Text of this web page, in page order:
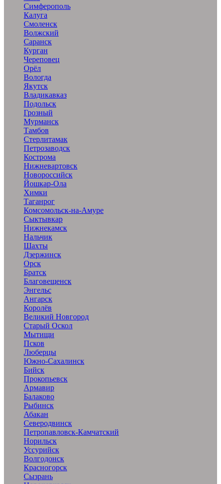
Симферополь
Калуга
Смоленск
Волжский
Саранск
Курган
Череповец
Орёл
Вологда
Якутск
Владикавказ
Подольск
Грозный
Мурманск
Тамбов
Стерлитамак
Петрозаводск
Кострома
Нижневартовск
Новороссийск
Йошкар-Ола
Химки
Таганрог
Комсомольск-на-Амуре
Сыктывкар
Нижнекамск
Нальчик
Шахты
Дзержинск
Орск
Братск
Благовещенск
Энгельс
Ангарск
Королёв
Великий Новгород
Старый Оскол
Мытищи
Псков
Люберцы
Южно-Сахалинск
Бийск
Прокопьевск
Армавир
Балаково
Рыбинск
Абакан
Северодвинск
Петропавловск-Камчатский
Норильск
Уссурийск
Волгодонск
Красногорск
Сызрань